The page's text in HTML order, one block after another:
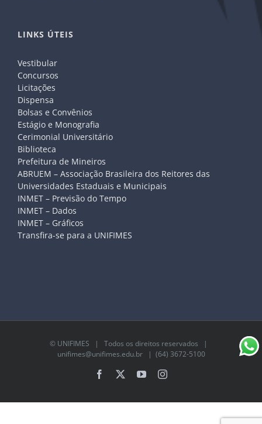
LINKS ÚTEIS
Vestibular
Concursos
Licitações
Dispensa
Bolsas e Convênios
Estágio e Monografia
Cerimonial Universitário
Biblioteca
Prefeitura de Mineiros
ABRUEM – Associação Brasileira dos Reitores das
Universidades Estaduais e Municipais
INMET – Previsão do Tempo
INMET – Dados
INMET – Gráficos
Transfira-se para a UNIFIMES
© UNIFIMES | Todos os direitos reservados |
unifimes@unifimes.edu.br| (64) 3672-5100
Facebook YouTubeInstagram